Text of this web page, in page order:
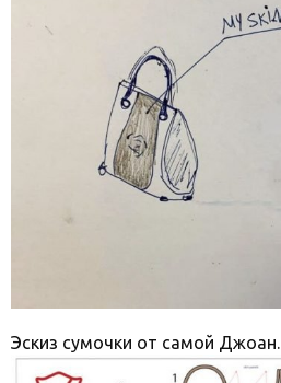
Эскиз сумочки от самой Джоан.